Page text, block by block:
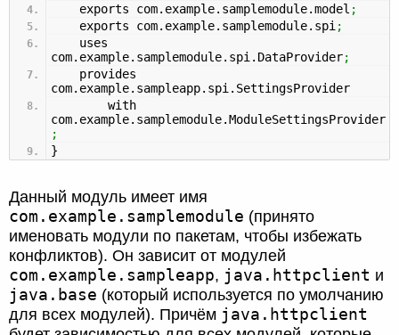
exports com. example. samplemodule.model ;
exports com. example. samplemodule. spi ;
uses
com. example. samplemodule. spi . DataProvider;
provides
com. example. sampleapp. spi . SettingsProvider
with
com. example. samplemodule.ModuleSettingsProvider
;
}
Данный модуль имеет имя
com.example.samplemodule (принято
именовать модули по пакетам, чтобы избежать
конфликтов). Он зависит от модулей
com.example.sampleapp, java.httpclient и
java.base (который используется по умолчанию
для всех модулей). Причём java.httpclient